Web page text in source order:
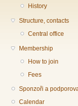
History
Structure, contacts
Central office
Membership
How to join
Fees
Sponzoři a
Calendar